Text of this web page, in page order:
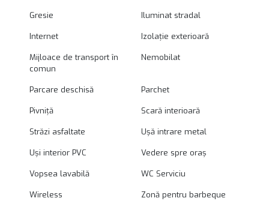
Gresie Iluminat stradal
Internet Izolație exterioară
Mijloace de transport în
comun
Nemobilat
Parcare deschisă Parchet
Pivniță Scară interioară
Străzi asfaltate Ușă intrare metal
Uși interior PVC Vedere spre oraș
Vopsea lavabilă WC Serviciu
Wireless Zonă pentru barbeque